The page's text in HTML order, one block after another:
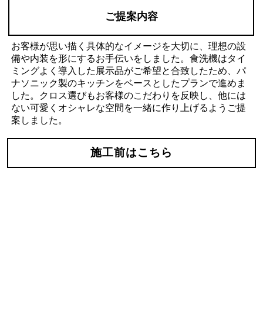
ご提案内容
お客様が思い描く具体的なイメージを大切に、理想の設
備や内装を形にするお手伝いをしました。食洗機はタイ
ミングよく導入した展示品がご希望と合致したため、パ
ナソニック製のキッチンをベースとしたプランで進めま
した。クロス選びもお客様のこだわりを反映し、他には
ない可愛くオシャレな空間を一緒に作り上げるようご提
案しました。
施工前はこちら